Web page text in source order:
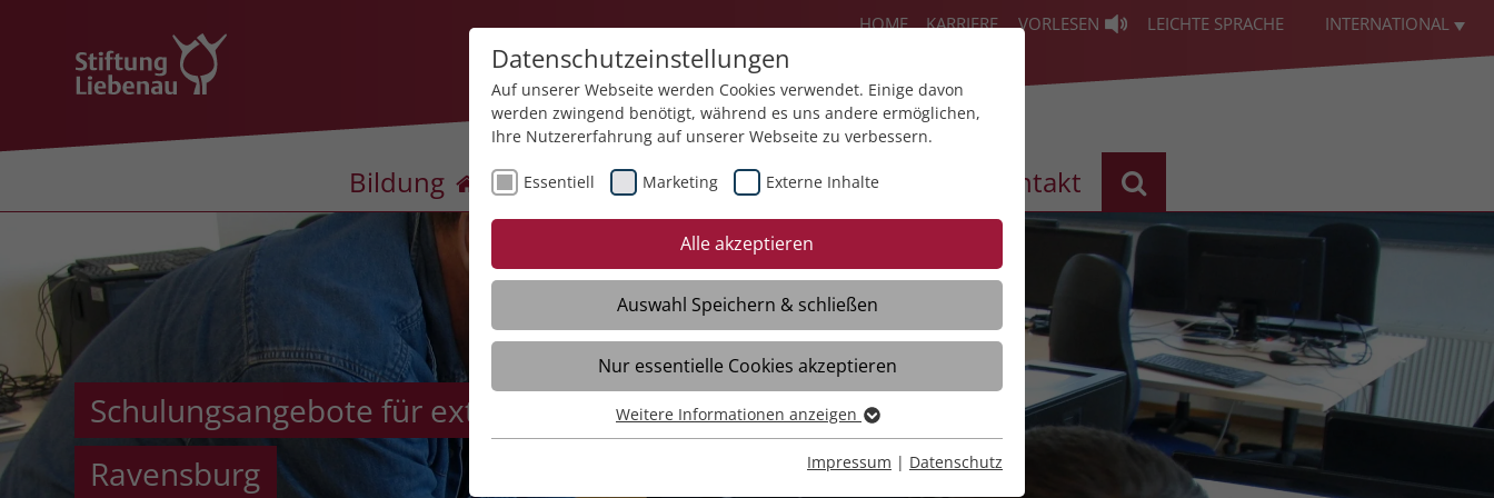
HOME KARRIERE VORLESEN LEICHTE SPRACHE INTERNATIONAL
Bildung Angebote Über uns Aktuelles Kontakt
Schulungsangebote für externe Betriebe
Ravensburg
Datenschutzeinstellungen
Auf unserer Webseite werden Cookies verwendet. Einige davon
werden zwingend benötigt, während es uns andere ermöglichen,
Ihre Nutzererfahrung auf unserer Webseite zu verbessern.
Essentiell Marketing Externe Inhalte
Alle akzeptieren
Auswahl Speichern & schließen
Nur essentielle Cookies akzeptieren
Essentielle Cookies werden für grundlegende Funktionen der
Weitere Informationen anzeigen
Impressum | Datenschutz